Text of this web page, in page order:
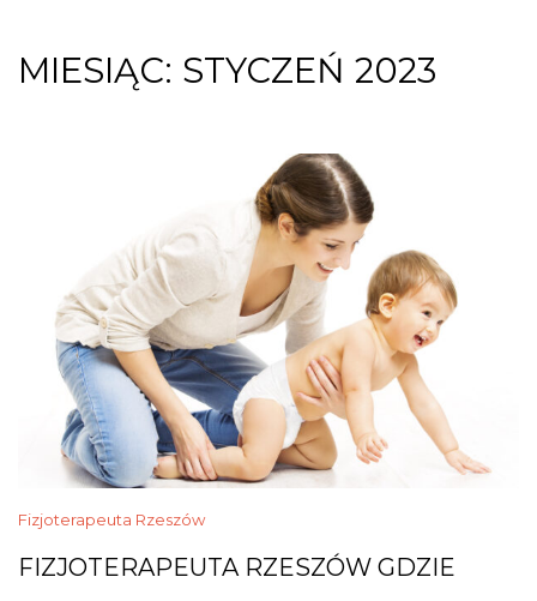
MIESIĄC: STYCZEŃ 2023
Fizjoterapeuta Rzeszów
FIZJOTERAPEUTA RZESZÓW GDZIE